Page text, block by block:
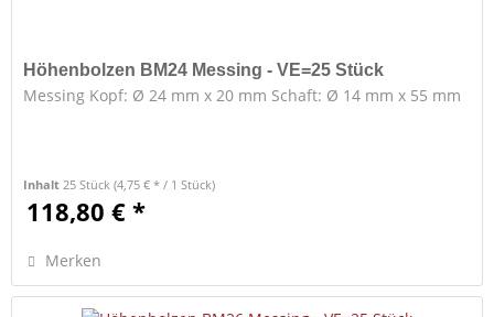
Höhenbolzen BM24 Messing - VE=25 Stück
Messing Kopf: Ø 24 mm x 20 mm Schaft: Ø 14 mm x 55 mm
Inhalt 25 Stück(4,75 € * / 1 Stück)
118,80 € *
Merken